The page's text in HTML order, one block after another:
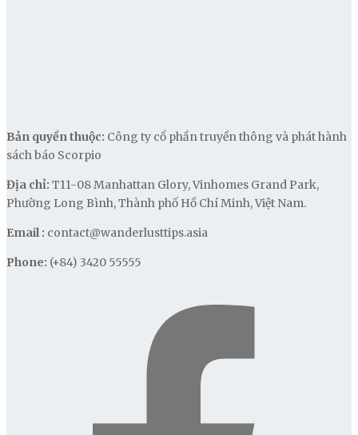
Bản quyền thuộc: Công ty cổ phần truyền thông và phát hành
sách báo Scorpio
Địa chỉ: T11-08 Manhattan Glory, Vinhomes Grand Park,
Phường Long Bình, Thành phố Hồ Chí Minh, Việt Nam.
Email : contact@wanderlusttips.asia
Phone: (+84) 3420 55555